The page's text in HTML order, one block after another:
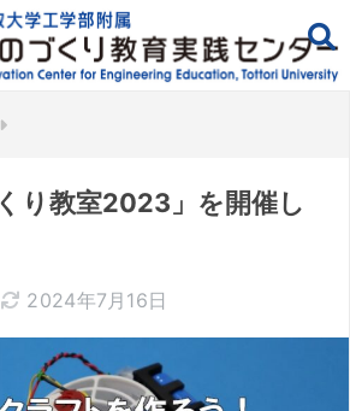
り教室2023」を開催し
2024年7月16日